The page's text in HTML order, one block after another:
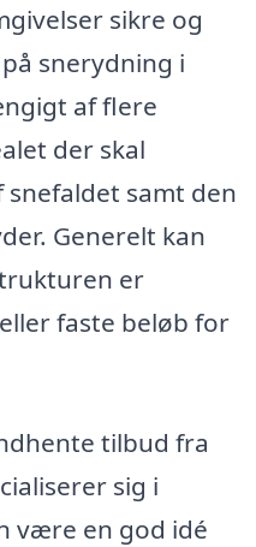
sikre og
snerydning i
af flere
der skal
samt den
Generelt kan
er
faste beløb for
tilbud fra
sig i
være en god idé